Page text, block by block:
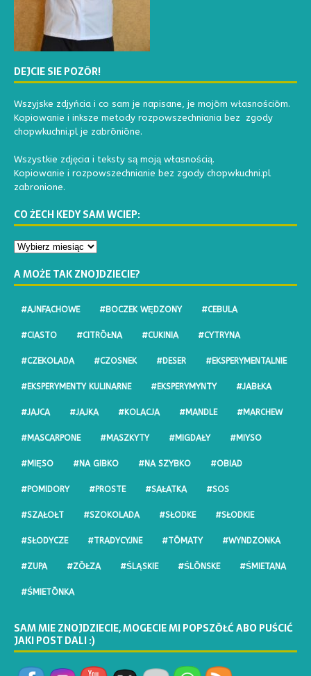
DEJCIE SIE POZŌR!
Wszyjske zdjyńcia i co sam je napisane, je mojōm własnościōm.
Kopiowanie i inksze metody rozpowszechniania bez zgody
chopwkuchni.pl je zabrōniōne.
Wszystkie zdjęcia i teksty są moją własnością.
Kopiowanie i rozpowszechnianie bez zgody chopwkuchni.pl
zabronione.
CO ŻECH KEDY SAM WCIEP:
A MOŻE TAK ZNOJDZIECIE?
#AJNFACHOWE #BOCZEK WĘDZONY #CEBULA
#CIASTO #CITRŌŁNA #CUKINIA #CYTRYNA
#CZEKOLADA #CZOSNEK #DESER #EKSPERYMENTALNIE
#EKSPERYMENTY KULINARNE #EKSPERYMYNTY #JABŁKA
#JAJCA #JAJKA #KOLACJA #MANDLE #MARCHEW
#MASCARPONE #MASZKYTY #MIGDAŁY #MIYSO
#MIĘSO #NA GIBKO #NA SZYBKO #OBIAD
#POMIDORY #PROSTE #SAŁATKA #SOS
#SZAŁOŁT #SZOKOLADA #SŁODKE #SŁODKIE
#SŁODYCZE #TRADYCYJNE #TŌMATY #WYNDZONKA
#ZUPA #ZŌŁZA #ŚLĄSKIE #ŚLŌNSKE #ŚMIETANA
#ŚMIETŌNKA
SAM MIE ZNOJDZIECIE, MOGECIE MI POPSZŎŁĆ ABO PUŚCIĆ
JAKI POST DALI :)